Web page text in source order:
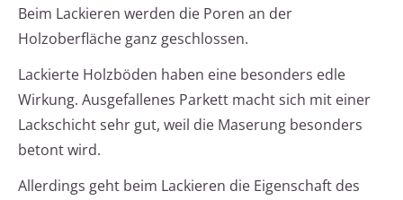
Beim Lackieren werden die Poren an der
Holzoberfläche ganz geschlossen.
Lackierte Holzböden haben eine besonders edle
Wirkung. Ausgefallenes Parkett macht sich mit einer
Lackschicht sehr gut, weil die Maserung besonders
betont wird.
Allerdings geht beim Lackieren die Eigenschaft des